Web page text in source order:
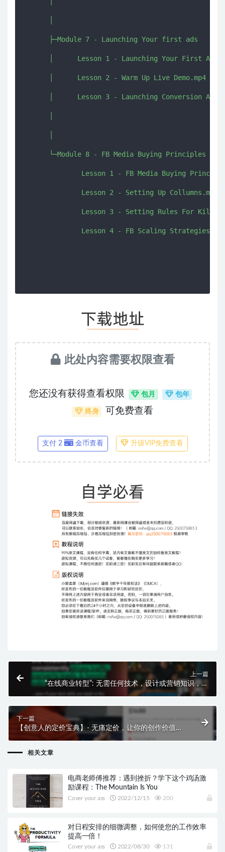
      ├─Module 7 - Launching Your first ads
│      Lesson 1 - Launching Your First
      │      Lesson 2 - Warm Up Live Demo.mp4
│      Lesson 3 - Launching Conversion
      └─Module 8 - FB Media Buying Principles
Lesson 1 - FB Media Buying
              Lesson 2 - Setting Up Collumns.mp4
Lesson 3 - Setting Rules For
Lesson 4 - FB Scaling
此处内容需要权限查看
您还没有获得查看权限 包月 包年
终身 可免费查看
支付 2 金币查看 升级VIP免费查看
上一篇
“在线商业转型”: 无需任何技术，设计或营销知识，让
你的网络业务更上一层楼！
下一篇
【创意人的定价宝典】- 无痛定价，让你的创作价值得
到应有的回报！
相关文章
电商老师傅推荐：遇到挫折？学下这个鸡汤激
励课程：The Mountain Is You
Cover your ass 2022/12/15 200
对日程安排的细微调整，如何使您的工作效率
提高一倍！
Cover your ass 2022/08/30 131